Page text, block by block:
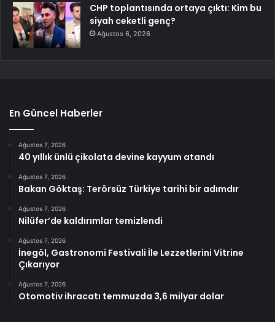
CHP toplantısında ortaya çıktı: Kim bu
siyah ceketli genç?
Ağustos 6, 2026
En Güncel Haberler
Ağustos 7, 2026
40 yıllık ünlü çikolata devine kayyum atandı
Ağustos 7, 2026
Bakan Göktaş: Terörsüz Türkiye tarihi bir adımdır
Ağustos 7, 2026
Nilüfer’de kaldırımlar temizlendi
Ağustos 7, 2026
İnegöl, Gastronomi Festivali İle Lezzetlerini Vitrine
Çıkarıyor
Ağustos 7, 2026
Otomotiv ihracatı temmuzda 3,6 milyar dolar